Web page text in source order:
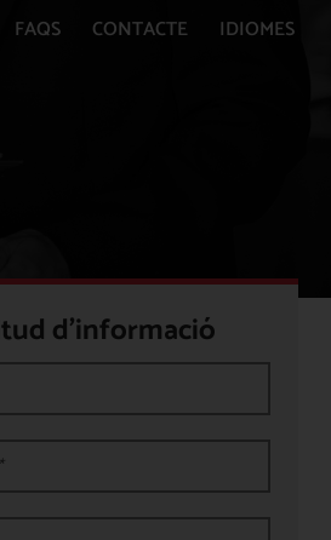
FAQS CONTACTE IDIOMES
d'informació